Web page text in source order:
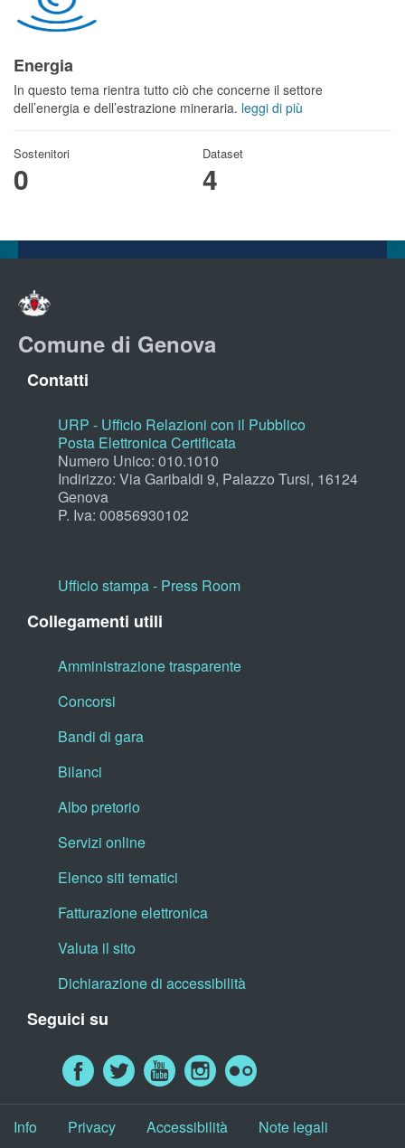
Energia
In questo tema rientra tutto ciò che concerne il settore
dell’energia e dell’estrazione mineraria. leggi di più
Sostenitori
0
Dataset
4
Comune di Genova
Contatti
URP - Ufficio Relazioni con il Pubblico
Posta Elettronica Certificata
Numero Unico: 010.1010
Indirizzo: Via Garibaldi 9, Palazzo Tursi, 16124
Genova
P. Iva: 00856930102
Ufficio stampa - Press Room
Collegamenti utili
Amministrazione trasparente
Concorsi
Bandi di gara
Bilanci
Albo pretorio
Servizi online
Elenco siti tematici
Fatturazione elettronica
Valuta il sito
Dichiarazione di accessibilità
Seguici su
Info Privacy Accessibilità Note legali